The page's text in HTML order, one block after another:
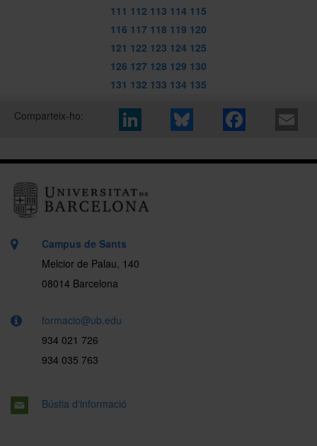
111 112 113 114 115
116 117 118 119 120
121 122 123 124 125
126 127 128 129 130
131 132 133 134 135
Comparteix-ho:
Campus de Sants
Melcior de Palau, 140
08014 Barcelona
formacio@ub.edu
934 021 726
934 035 763
Bústia d'informació